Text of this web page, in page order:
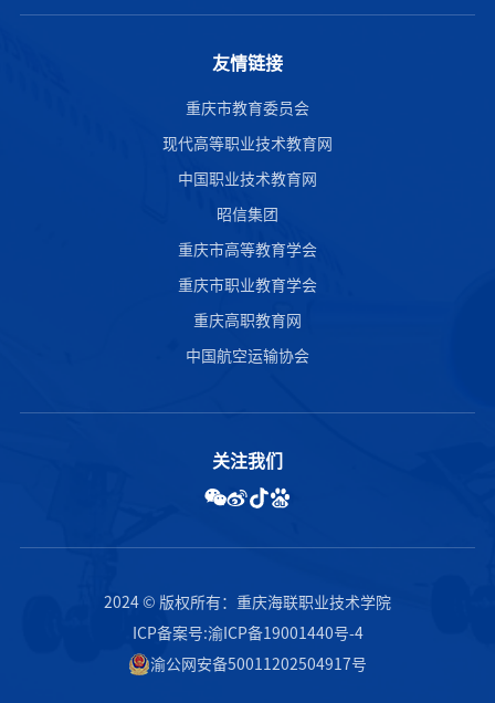
友情链接
重庆市教育委员会
现代高等职业技术教育网
中国职业技术教育网
昭信集团
重庆市高等教育学会
重庆市职业教育学会
重庆高职教育网
中国航空运输协会
关注我们
2024 © 版权所有：重庆海联职业技术学院
ICP备案号:渝ICP备19001440号-4
渝公网安备50011202504917号